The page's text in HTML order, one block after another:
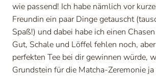
wie passend! Ich habe nämlich vor
Freundin ein paar Dinge getauscht
Spaß!) und dabei habe ich einen
Gut, Schale und Löffel fehlen noch,
perfekten Tee bei dir gewinnen würde,
Grundstein für die Matcha-Zeremonie